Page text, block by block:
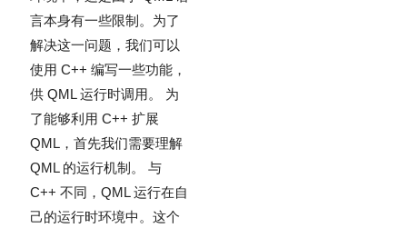
言本身有一些限制。为了
解决这一问题，我们可以
使用 C++ 编写一些功能，
供 QML 运行时调用。 为
了能够利用 C++ 扩展
QML，首先我们需要理解
QML 的运行机制。 与
C++ 不同，QML 运行在自
己的运行时环境中。这个